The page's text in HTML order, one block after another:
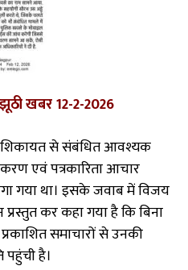
खबर 12-2-2026
में शिकायत से संबंधित आवश्यक
एवं पत्रकारिता आचार
गया था। इसके जवाब में विजय
कर कहा गया है कि बिना
समाचारों से उनकी
पहुंची है।